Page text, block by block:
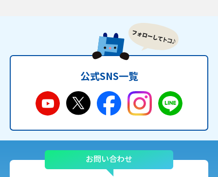
公式SNS一覧
お問い合わせ